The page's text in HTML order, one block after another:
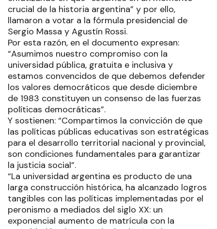
crucial de la historia argentina” y por ello,
llamaron a votar a la fórmula presidencial de
Sergio Massa y Agustín Rossi.
Por esta razón, en el documento expresan:
“Asumimos nuestro compromiso con la
universidad pública, gratuita e inclusiva y
estamos convencidos de que debemos defender
los valores democráticos que desde diciembre
de 1983 constituyen un consenso de las fuerzas
políticas democráticas”.
Y sostienen: “Compartimos la convicción de que
las políticas públicas educativas son estratégicas
para el desarrollo territorial nacional y provincial,
son condiciones fundamentales para garantizar
la justicia social”.
“La universidad argentina es producto de una
larga construcción histórica, ha alcanzado logros
tangibles con las políticas implementadas por el
peronismo a mediados del siglo XX: un
exponencial aumento de matrícula con la